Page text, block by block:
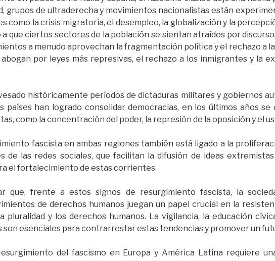
grupos de ultraderecha y movimientos nacionalistas están
como la crisis migratoria, el desempleo, la globalización y la
que ciertos sectores de la población se sientan atraídos por
a menudo aprovechan la fragmentación política y el rechazo a
por leyes más represivas, el rechazo a los inmigrantes y la
históricamente períodos de dictaduras militares y gobiernos
países han logrado consolidar democracias, en los últimos años
como la concentración del poder, la represión de la oposición y el
fascista en ambas regiones también está ligado a la
de las redes sociales, que facilitan la difusión de ideas
el fortalecimiento de estas corrientes.
que, frente a estos signos de resurgimiento fascista, la
de derechos humanos juegan un papel crucial en la
pluralidad y los derechos humanos. La vigilancia, la educación
esenciales para contrarrestar estas tendencias y promover un
del fascismo en Europa y América Latina requiere